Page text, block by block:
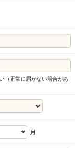
（正常に届かない場合があ
月